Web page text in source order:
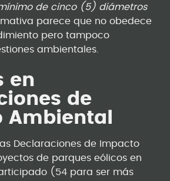
de cinco (5) diámetros
parece que no obedece
pero tampoco
ambientales.
en
de
Ambiental
Declaraciones de Impacto
de parques eólicos en
(54 para ser más